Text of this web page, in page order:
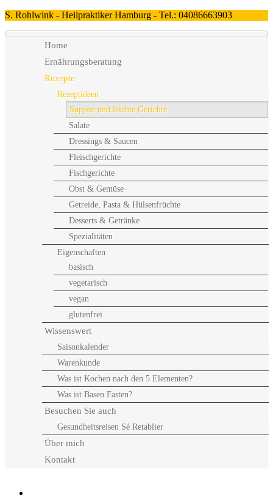
S. Rohlwink - Heilpraktiker Hamburg - Tel.: 04086663903
Home
Ernährungsberatung
Rezepte
Rezeptideen
Suppen und leichte Gerichte
Salate
Dressings & Saucen
Fleischgerichte
Fischgerichte
Obst & Gemüse
Getreide, Pasta & Hülsenfrüchte
Desserts & Getränke
Spezialitäten
Eigenschaften
basisch
vegetarisch
vegan
glutenfrei
Wissenswert
Saisonkalender
Warenkunde
Was ist Kochen nach den 5 Elementen?
Was ist Basen Fasten?
Besuchen Sie auch
Gesundheitsreisen Sé Retablier
Über mich
Kontakt